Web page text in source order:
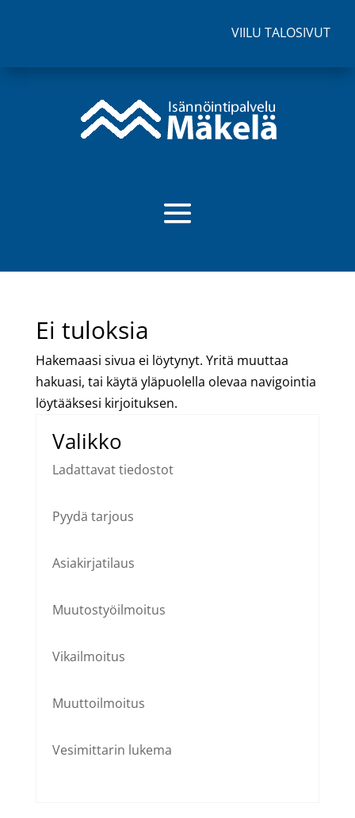
VIILU TALOSIVUT
Ei tuloksia
Hakemaasi sivua ei löytynyt. Yritä muuttaa
hakuasi, tai käytä yläpuolella olevaa navigointia
löytääksesi kirjoituksen.
Valikko
Ladattavat tiedostot
Pyydä tarjous
Asiakirjatilaus
Muutostyöilmoitus
Vikailmoitus
Muuttoilmoitus
Vesimittarin lukema